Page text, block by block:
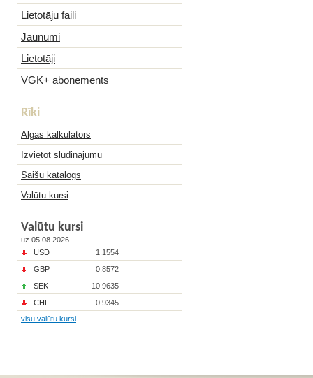
Lietotāju faili
Jaunumi
Lietotāji
VGK+ abonements
Rīki
Algas kalkulators
Izvietot sludinājumu
Saišu katalogs
Valūtu kursi
Valūtu kursi
uz 05.08.2026
USD
1.1554
GBP
0.8572
SEK
10.9635
CHF
0.9345
visu valūtu kursi